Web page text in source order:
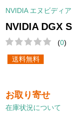
NVIDIA エヌビディア
NVIDIA DGX
(0)
送料無料
お取り寄せ
在庫状況について